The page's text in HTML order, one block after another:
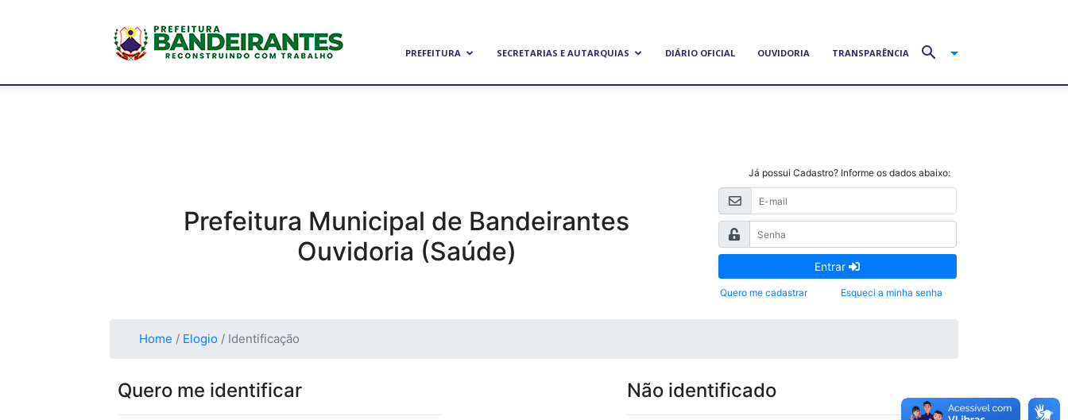
PREFEITURA SECRETARIAS E AUTARQUIAS DIÁRIO OFICIAL OUVIDORIA TRANSPARÊNCIA
Prefeitura Municipal de Bandeirantes
Ouvidoria (Saúde)
Já possui Cadastro? Informe os dados abaixo:
Entrar
Quero me cadastrar Esqueci a minha senha
Home / Elogio / Identificação
Quero me identificar Não identificado